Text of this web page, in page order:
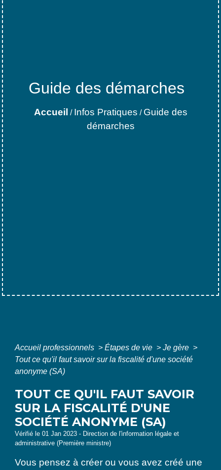
Guide des démarches
Accueil / Infos Pratiques / Guide des
démarches
Accueil professionnels > Étapes de vie > Je gère >
Tout ce qu'il faut savoir sur la fiscalité d'une société
anonyme (SA)
TOUT CE QU'IL FAUT SAVOIR
SUR LA FISCALITÉ D'UNE
SOCIÉTÉ ANONYME (SA)
Vérifié le 01 Jan 2023 - Direction de l'information légale et
administrative (Première ministre)
Vous pensez à créer ou vous avez créé une